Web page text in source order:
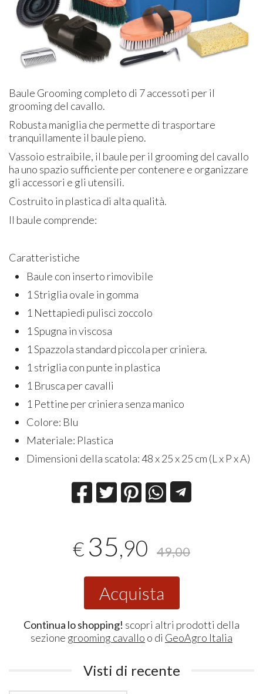
Baule Grooming completo di 7 accessoti per il
grooming del cavallo.
Robusta maniglia che permette di trasportare
tranquillamente il baule pieno.
Vassoio estraibile, il baule per il grooming del cavallo
ha uno spazio sufficiente per contenere e organizzare
gli accessori e gli utensili.
Costruito in plastica di alta qualità.
Il baule comprende:
Caratteristiche
Baule con inserto rimovibile
1 Striglia ovale in gomma
1 Nettapiedi pulisci zoccolo
1 Spugna in viscosa
1 Spazzola standard piccola per criniera.
1 striglia con punte in plastica
1 Brusca per cavalli
1 Pettine per criniera senza manico
Colore: Blu
Materiale: Plastica
Dimensioni della scatola: 48 x 25 x 25 cm (L x P x A)
€ 35,90 49,00
Acquista
Continua lo shopping! scopri altri prodotti della
sezione grooming cavallo o di GeoAgro Italia
Visti di recente